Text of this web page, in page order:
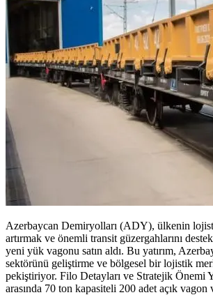
Azerbaycan Demiryolları (ADY), ülkenin
artırmak ve önemli transit güzergahlarını
yeni yük vagonu satın aldı. Bu yatırım,
sektörünü geliştirme ve bölgesel bir lojistik
pekiştiriyor. Filo Detayları ve Stratejik Önemi
arasında 70 ton kapasiteli 200 adet açık vagon